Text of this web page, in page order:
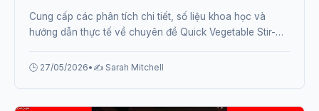
Cung cấp các phân tích chi tiết, số liệu khoa học và
hướng dẫn thực tế về chuyên đề Quick Vegetable Stir-
🕒 27/05/2026• ✍️ Sarah Mitchell